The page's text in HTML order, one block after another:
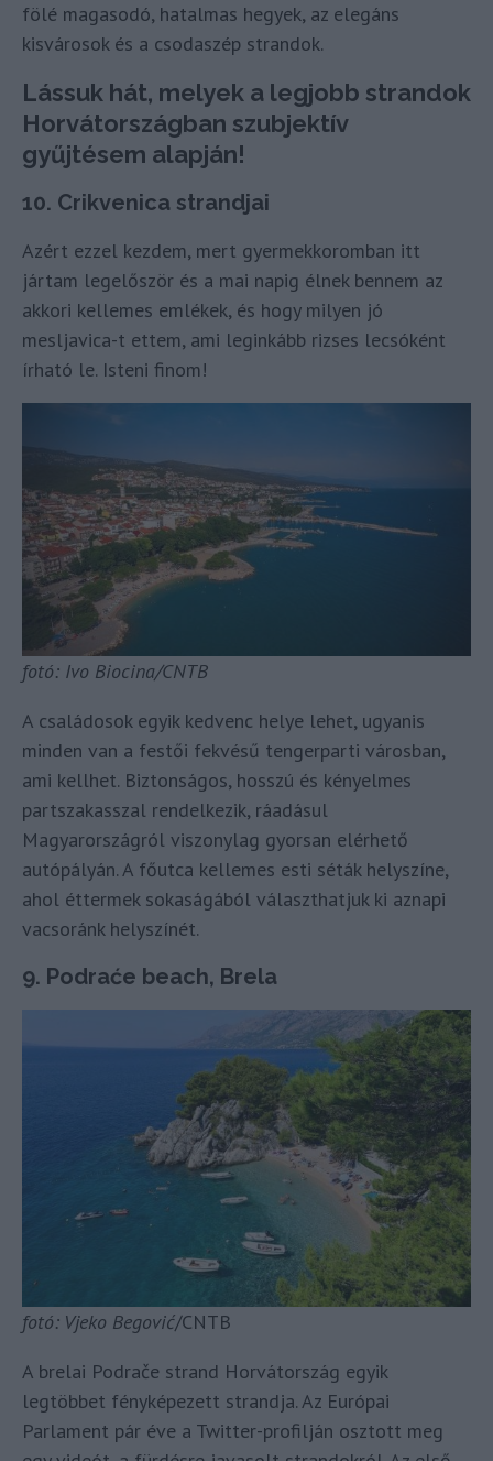
fölé magasodó, hatalmas hegyek, az elegáns
kisvárosok és a csodaszép strandok.
Lássuk hát, melyek a legjobb strandok
Horvátországban szubjektív
gyűjtésem alapján!
10. Crikvenica strandjai
Azért ezzel kezdem, mert gyermekkoromban itt
jártam legelőször és a mai napig élnek bennem az
akkori kellemes emlékek, és hogy milyen jó
mesljavica-t ettem, ami leginkább rizses lecsóként
írható le. Isteni finom!
fotó: Ivo Biocina/CNTB
A családosok egyik kedvenc helye lehet, ugyanis
minden van a festői fekvésű tengerparti városban,
ami kellhet. Biztonságos, hosszú és kényelmes
partszakasszal rendelkezik, ráadásul
Magyarországról viszonylag gyorsan elérhető
autópályán. A főutca kellemes esti séták helyszíne,
ahol éttermek sokaságából választhatjuk ki aznapi
vacsoránk helyszínét.
9. Podraće beach, Brela
fotó: Vjeko Begović/CNTB
A brelai Podrače strand Horvátország egyik
legtöbbet fényképezett strandja. Az Európai
Parlament pár éve a Twitter-profilján osztott meg